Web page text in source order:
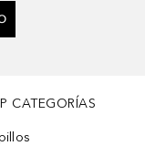
CATEGORÍAS